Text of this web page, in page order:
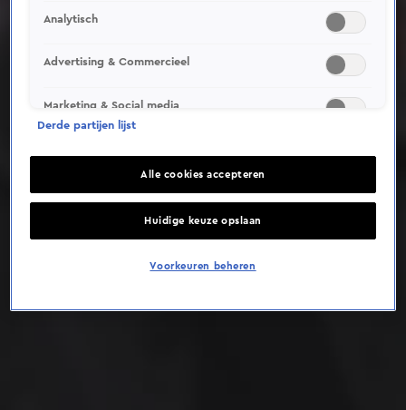
Deze video is niet beschikbaar op je huidige locatie
Analytisch
Advertising & Commercieel
Marketing & Social media
Derde partijen lijst
Alle cookies accepteren
Huidige keuze opslaan
Voorkeuren beheren